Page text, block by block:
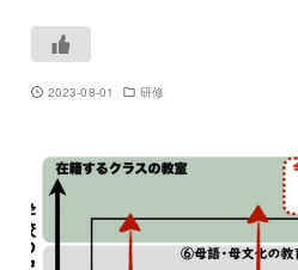
2023-08-01 研修